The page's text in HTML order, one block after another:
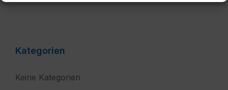
Kategorien
Keine Kategorien